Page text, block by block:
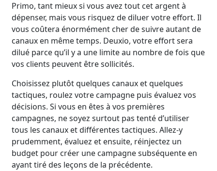
Primo, tant mieux si vous avez tout cet argent à
dépenser, mais vous risquez de diluer votre effort. Il
vous coûtera énormément cher de suivre autant de
canaux en même temps. Deuxio, votre effort sera
dilué parce qu’il y a une limite au nombre de fois que
vos clients peuvent être sollicités.
Choisissez plutôt quelques canaux et quelques
tactiques, roulez votre campagne puis évaluez vos
décisions. Si vous en êtes à vos premières
campagnes, ne soyez surtout pas tenté d’utiliser
tous les canaux et différentes tactiques. Allez-y
prudemment, évaluez et ensuite, réinjectez un
budget pour créer une campagne subséquente en
ayant tiré des leçons de la précédente.